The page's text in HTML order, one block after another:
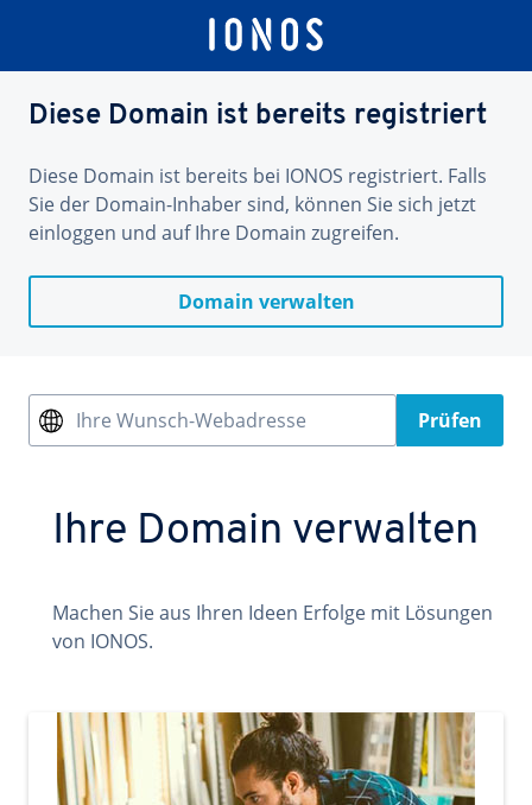
Diese Domain ist bereits registriert
Diese Domain ist bereits bei IONOS registriert. Falls
Sie der Domain-Inhaber sind, können Sie sich jetzt
einloggen und auf Ihre Domain zugreifen.
Domain verwalten
Ihre Wunsch-Webadresse Prüfen
Ihre Domain verwalten
Machen Sie aus Ihren Ideen Erfolge mit Lösungen
von IONOS.